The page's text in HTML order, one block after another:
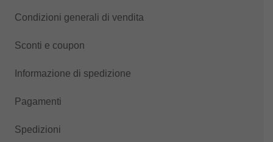
Condizioni generali di vendita
Sconti e coupon
Informazione di spedizione
Pagamenti
Spedizioni